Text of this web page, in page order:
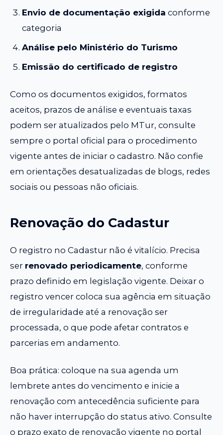
Envio de documentação exigida conforme
categoria
Análise pelo Ministério do Turismo
Emissão do certificado de registro
Como os documentos exigidos, formatos
aceitos, prazos de análise e eventuais taxas
podem ser atualizados pelo MTur, consulte
sempre o portal oficial para o procedimento
vigente antes de iniciar o cadastro. Não confie
em orientações desatualizadas de blogs, redes
sociais ou pessoas não oficiais.
Renovação do Cadastur
O registro no Cadastur não é vitalício. Precisa
ser renovado periodicamente, conforme
prazo definido em legislação vigente. Deixar o
registro vencer coloca sua agência em situação
de irregularidade até a renovação ser
processada, o que pode afetar contratos e
parcerias em andamento.
Boa prática: coloque na sua agenda um
lembrete antes do vencimento e inicie a
renovação com antecedência suficiente para
não haver interrupção do status ativo. Consulte
o prazo exato de renovação vigente no portal